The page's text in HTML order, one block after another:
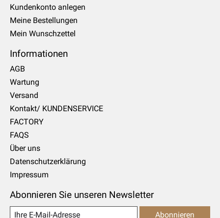
Kundenkonto anlegen
Meine Bestellungen
Mein Wunschzettel
Informationen
AGB
Wartung
Versand
Kontakt/ KUNDENSERVICE
FACTORY
FAQS
Über uns
Datenschutzerklärung
Impressum
Abonnieren Sie unseren Newsletter
Abonnieren